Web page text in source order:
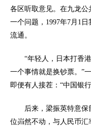
各区听取意见。在九龙公
一个问题，1997年7月1
流通。
“年轻人，日本打香
一个事情就是换钞票。”
即便有人接茬：“中国银
后来，梁振英特意
位岿然不动，与人民币汇